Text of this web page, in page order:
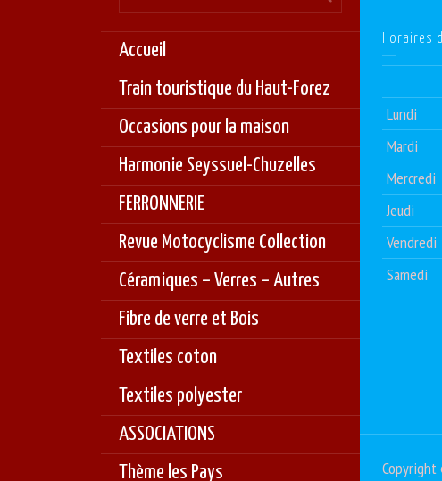
Accueil
Train touristique du Haut-Forez
Occasions pour la maison
Harmonie Seyssuel-Chuzelles
FERRONNERIE
Revue Motocyclisme Collection
Céramiques – Verres – Autres
Fibre de verre et Bois
Textiles coton
Textiles polyester
ASSOCIATIONS
Thème les Pays
Horaires
Lundi
Mardi
Mercredi
Jeudi
Vendredi
Samedi
Copyright